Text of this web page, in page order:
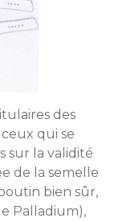
des
qui se
sur la validité
de la semelle
bien sûr,
Palladium),